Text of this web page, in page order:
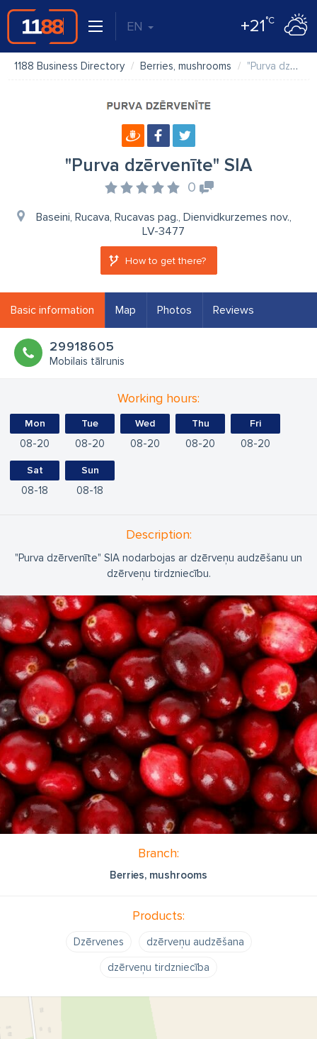
EN +21°C
1188 Business Directory Berries, mushrooms "Purva dzērvenīte" SIA
"Purva dzērvenīte" SIA
0
Baseini, Rucava, Rucavas pag., Dienvidkurzemes nov.,
LV-3477
How to get there?
Basic information Map Photos Reviews
29918605
Mobilais tālrunis
Working hours:
Mon
08 20
Tue
08 20
Wed
08 20
Thu
08 20
Fri
08 20
Sat
08 18
Sun
08 18
Description:
"Purva dzērvenīte" SIA nodarbojas ar dzērveņu audzēšanu un
dzērveņu tirdzniecību.
Branch:
Berries, mushrooms
Products:
Dzērvenes
dzērveņu audzēšana
dzērveņu tirdzniecība